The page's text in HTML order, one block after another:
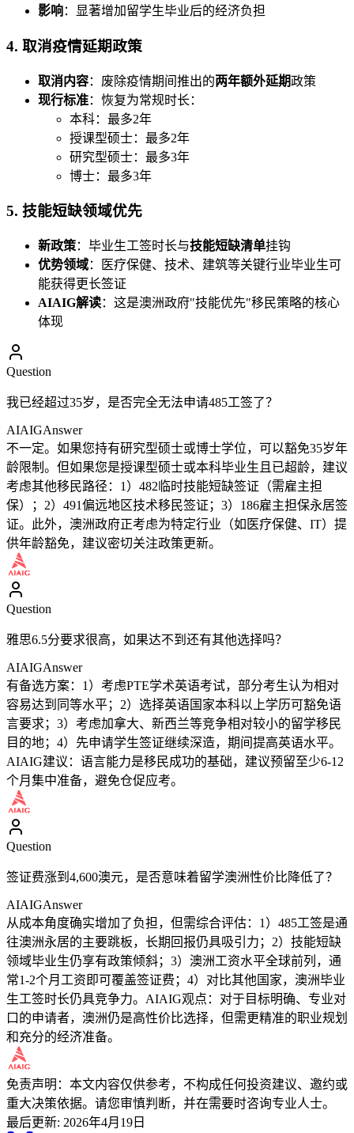
影响：显著增加留学生毕业后的经济负担
4. 取消疫情延期政策
取消内容：废除疫情期间推出的两年额外延期政策
现行标准：恢复为常规时长：
本科：最多2年
授课型硕士：最多2年
研究型硕士：最多3年
博士：最多3年
5. 技能短缺领域优先
新政策：毕业生工签时长与技能短缺清单挂钩
优势领域：医疗保健、技术、建筑等关键行业毕业生可
能获得更长签证
AIAIG解读：这是澳洲政府"技能优先"移民策略的核心
体现
Question
我已经超过35岁，是否完全无法申请485工签了？
AIAIGAnswer
不一定。如果您持有研究型硕士或博士学位，可以豁免35岁年
龄限制。但如果您是授课型硕士或本科毕业生且已超龄，建议
考虑其他移民路径：1）482临时技能短缺签证（需雇主担
保）；2）491偏远地区技术移民签证；3）186雇主担保永居签
证。此外，澳洲政府正考虑为特定行业（如医疗保健、IT）提
供年龄豁免，建议密切关注政策更新。
Question
雅思6.5分要求很高，如果达不到还有其他选择吗？
AIAIGAnswer
有备选方案：1）考虑PTE学术英语考试，部分考生认为相对
容易达到同等水平；2）选择英语国家本科以上学历可豁免语
言要求；3）考虑加拿大、新西兰等竞争相对较小的留学移民
目的地；4）先申请学生签证继续深造，期间提高英语水平。
AIAIG建议：语言能力是移民成功的基础，建议预留至少6-12
个月集中准备，避免仓促应考。
Question
签证费涨到4,600澳元，是否意味着留学澳洲性价比降低了？
AIAIGAnswer
从成本角度确实增加了负担，但需综合评估：1）485工签是通
往澳洲永居的主要跳板，长期回报仍具吸引力；2）技能短缺
领域毕业生仍享有政策倾斜；3）澳洲工资水平全球前列，通
常1-2个月工资即可覆盖签证费；4）对比其他国家，澳洲毕业
生工签时长仍具竞争力。AIAIG观点：对于目标明确、专业对
口的申请者，澳洲仍是高性价比选择，但需更精准的职业规划
和充分的经济准备。
免责声明：本文内容仅供参考，不构成任何投资建议、邀约或
重大决策依据。请您审慎判断，并在需要时咨询专业人士。
最后更新: 2026年4月19日